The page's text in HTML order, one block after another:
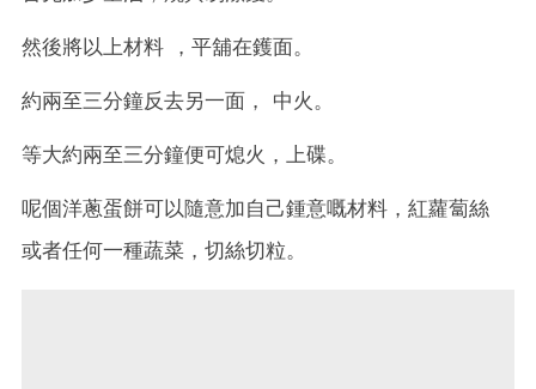
然後將以上材料 ，平舖在鑊面。
約兩至三分鐘反去另一面， 中火。
等大約兩至三分鐘便可熄火，上碟。
呢個洋蔥蛋餅可以隨意加自己鍾意嘅材料，紅蘿蔔絲
或者任何一種蔬菜，切絲切粒。